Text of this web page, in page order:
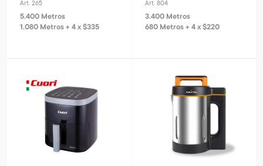
Art. 265
5.400 Metros
1.080 Metros + 4 x $335
Art. 804
3.400 Metros
680 Metros + 4 x $220